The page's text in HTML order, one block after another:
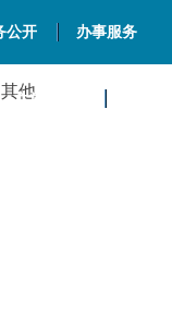
公开 办事服务
文旅资讯
其他